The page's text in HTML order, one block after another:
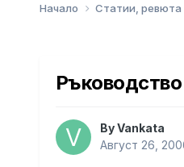
Начало Статии, ревюта
ByVankata
Август 26,